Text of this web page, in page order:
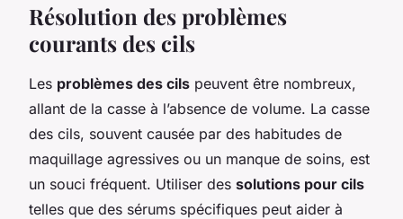
Résolution des problèmes
courants des cils
Les problèmes des cils peuvent être nombreux,
allant de la casse à l’absence de volume. La casse
des cils, souvent causée par des habitudes de
maquillage agressives ou un manque de soins, est
un souci fréquent. Utiliser des solutions pour cils
telles que des sérums spécifiques peut aider à